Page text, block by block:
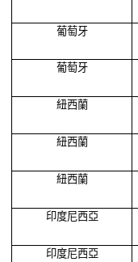
葡萄牙
葡萄牙
紐西蘭
紐西蘭
紐西蘭
印度尼西亞
印度尼西亞